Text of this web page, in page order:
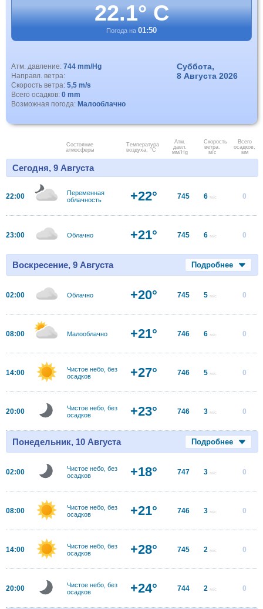
22.1° C
Погода на 01:50
Атм. давление: 744 mm/Hg
Направл. ветра:
Скорость ветра: 5,5 m/s
Всего осадков: 0 mm
Возможная погода: Малооблачно
Суббота,
8 Августа 2026
Состояние
атмосферы
Температура
воздуха, °C
Атм.
давл.
мм/Hg
Скорость
ветра.
м/с
Всего
осадков,
мм
Сегодня, 9 Августа
22:00
Переменная
облачность
+22° 745 6 м/с 0
23:00 Облачно +21° 745 6 м/с 0
Воскресение, 9 Августа Подробнее
02:00 Облачно +20° 745 5 м/с 0
08:00 Малооблачно +21° 746 6 м/с 0
14:00
Чистое небо, без
осадков
+27° 746 5 м/с 0
20:00
Чистое небо, без
осадков
+23° 746 3 м/с 0
Понедельник, 10 Августа Подробнее
02:00
Чистое небо, без
осадков
+18° 747 3 м/с 0
08:00
Чистое небо, без
осадков
+21° 746 3 м/с 0
14:00
Чистое небо, без
осадков
+28° 745 2 м/с 0
20:00
Чистое небо, без
осадков
+24° 744 2 м/с 0